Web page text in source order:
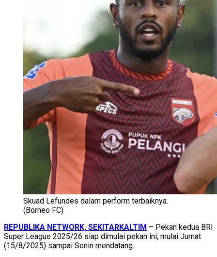
Skuad Lefundes dalam perform terbaiknya.
(Borneo FC)
REPUBLIKA NETWORK, SEKITARKALTIM – Pekan kedua BRI
Super League 2025/26 siap dimulai pekan ini, mulai Jumat
(15/8/2025) sampai Senin mendatang.